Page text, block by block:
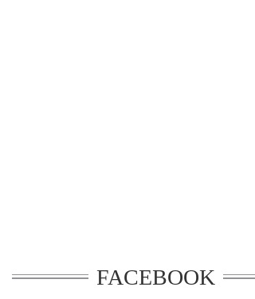
FACEBOOK